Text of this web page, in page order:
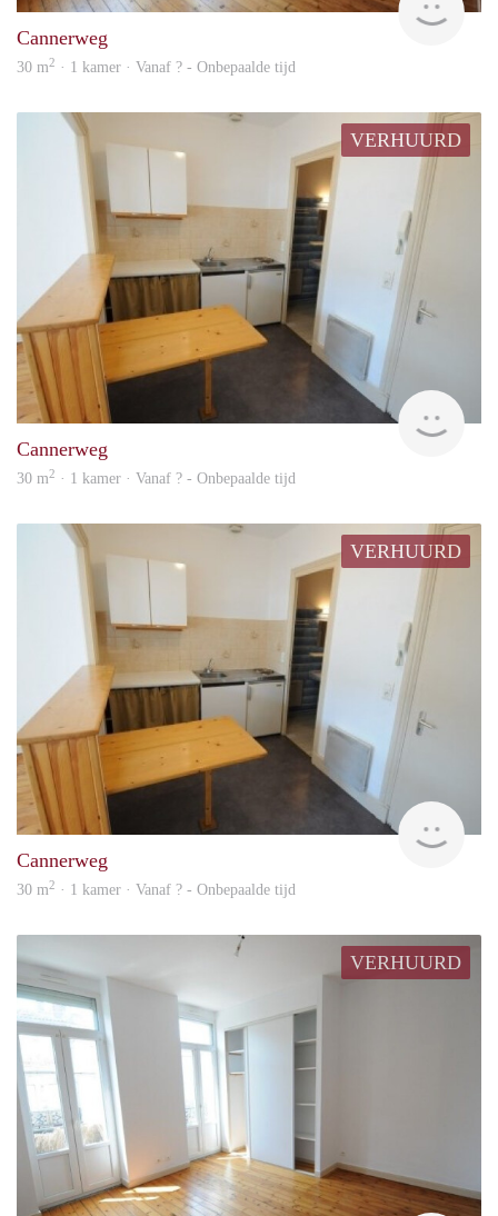
Cannerweg
30 m2 · 1 kamer · Vanaf ? - Onbepaalde tijd
VERHUURD
Cannerweg
30 m2 · 1 kamer · Vanaf ? - Onbepaalde tijd
VERHUURD
Cannerweg
30 m2 · 1 kamer · Vanaf ? - Onbepaalde tijd
VERHUURD